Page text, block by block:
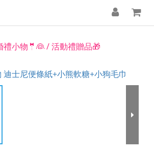
禮小物🤵👰 / 活動禮贈品🎁